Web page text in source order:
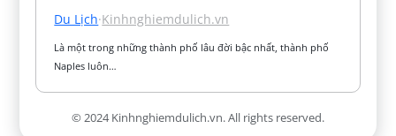
Du Lịch·Kinhnghiemdulich.vn
Là một trong những thành phố lâu đời bậc nhất, thành phố
Naples luôn…
© 2024 Kinhnghiemdulich.vn. All rights reserved.